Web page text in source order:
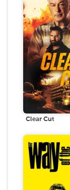
Clear Cut